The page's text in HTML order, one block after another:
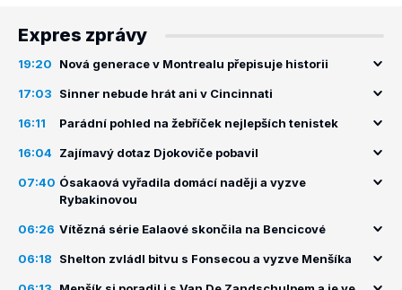
Expres zprávy
19:20 Nová generace v Montrealu přepisuje historii
17:03 Sinner nebude hrát ani v Cincinnati
16:11 Parádní pohled na žebříček nejlepších tenistek
16:04 Zajímavý dotaz Djokoviče pobavil
07:40 Ósakaová vyřadila domácí naději a vyzve
Rybakinovou
06:26 Vítězná série Ealaové skončila na Bencicové
06:18 Shelton zvládl bitvu s Fonsecou a vyzve Menšíka